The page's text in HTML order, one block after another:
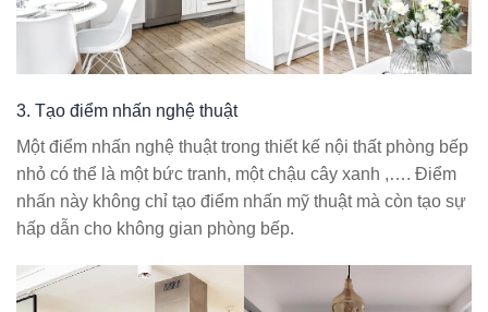
3. Tạo điểm nhấn nghệ thuật
Một điểm nhấn nghệ thuật trong thiết kế nội thất phòng bếp
nhỏ có thể là một bức tranh, một chậu cây xanh ,…. Điểm
nhấn này không chỉ tạo điểm nhấn mỹ thuật mà còn tạo sự
hấp dẫn cho không gian phòng bếp.